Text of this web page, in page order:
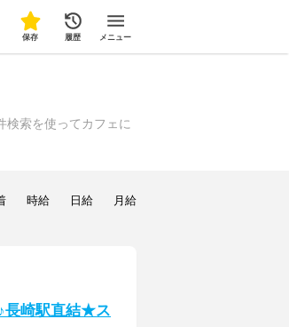
保存 履歴 メニュー
検索を使ってカフェに
時給 日給 月給
長崎駅直結★ス